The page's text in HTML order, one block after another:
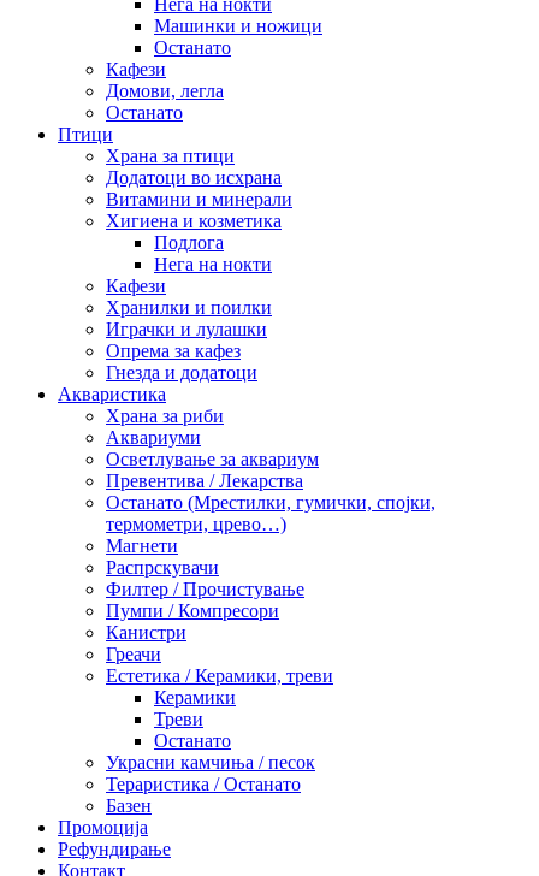
Машинки и ножици
Останато
Кафези
Домови, легла
Останато
Птици
Храна за птици
Додатоци во исхрана
Витамини и минерали
Хигиена и козметика
Подлога
Нега на нокти
Кафези
Хранилки и поилки
Играчки и лулашки
Опрема за кафез
Гнезда и додатоци
Акваристика
Храна за риби
Аквариуми
Осветлување за аквариум
Превентива / Лекарства
Останато (Мрестилки, гумички, спојки,
термометри, црево…)
Магнети
Распрскувачи
Филтер / Прочистување
Пумпи / Компресори
Канистри
Греачи
Естетика / Керамики, треви
Керамики
Треви
Останато
Украсни камчиња / песок
Тераристика / Останато
Базен
Промоција
Рефундирање
Контакт